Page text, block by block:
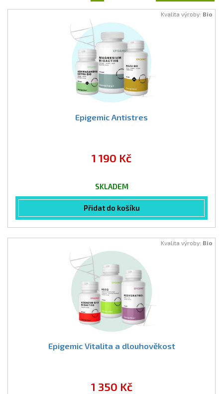
Kvalita výroby: Bio
Epigemic Antistres
1 190 Kč
SKLADEM
Přidat do košíku
Kvalita výroby: Bio
Epigemic Vitalita a dlouhověkost
1 350 Kč